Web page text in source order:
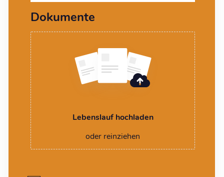
Dokumente
Lebenslauf hochladen
oder reinziehen